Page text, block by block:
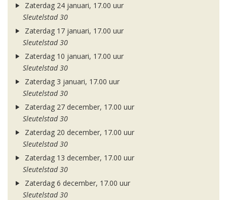
Zaterdag 24 januari, 17.00 uur
Sleutelstad 30
Zaterdag 17 januari, 17.00 uur
Sleutelstad 30
Zaterdag 10 januari, 17.00 uur
Sleutelstad 30
Zaterdag 3 januari, 17.00 uur
Sleutelstad 30
Zaterdag 27 december, 17.00 uur
Sleutelstad 30
Zaterdag 20 december, 17.00 uur
Sleutelstad 30
Zaterdag 13 december, 17.00 uur
Sleutelstad 30
Zaterdag 6 december, 17.00 uur
Sleutelstad 30